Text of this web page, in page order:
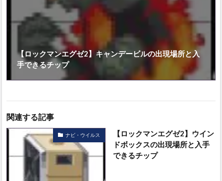
【ロックマンエグゼ2】キャンデービルの出現場所と入
手できるチップ
関連する記事
ナビ・ウイルス
【ロックマンエグゼ2】ウイン
ドボックスの出現場所と入手
できるチップ